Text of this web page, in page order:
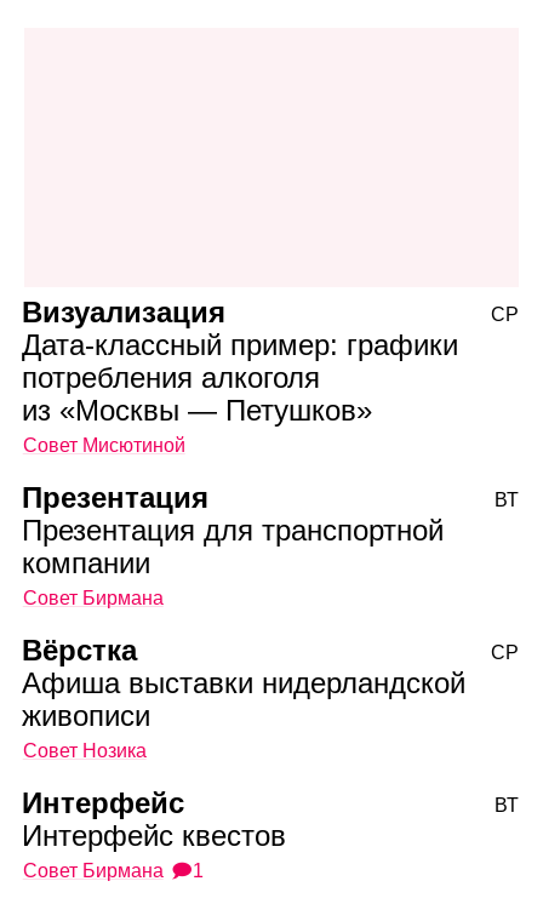
Визуализация
Дата‑классный пример: графики
потребления алкоголя
из «Москвы — Петушков»
Совет Мисютиной
СР
Презентация
Презентация для транспортной
компании
Совет Бирмана
ВТ
Вёрстка
Афиша выставки нидерландской
живописи
Совет Нозика
СР
Интерфейс
Интерфейс квестов
Совет Бирмана 🗩1
ВТ